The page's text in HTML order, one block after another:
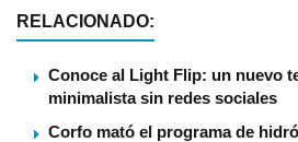
RELACIONADO:
Conoce al Light Flip: un nuevo
minimalista sin redes sociales
Corfo mató el programa de